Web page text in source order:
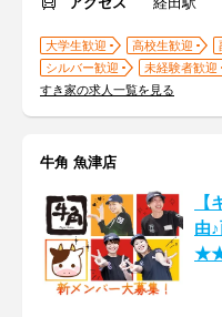
大学生歓迎 高校生歓迎
シルバー歓迎
未経験者歓迎
すき家の求人一覧を見る
牛角 魚津店
由